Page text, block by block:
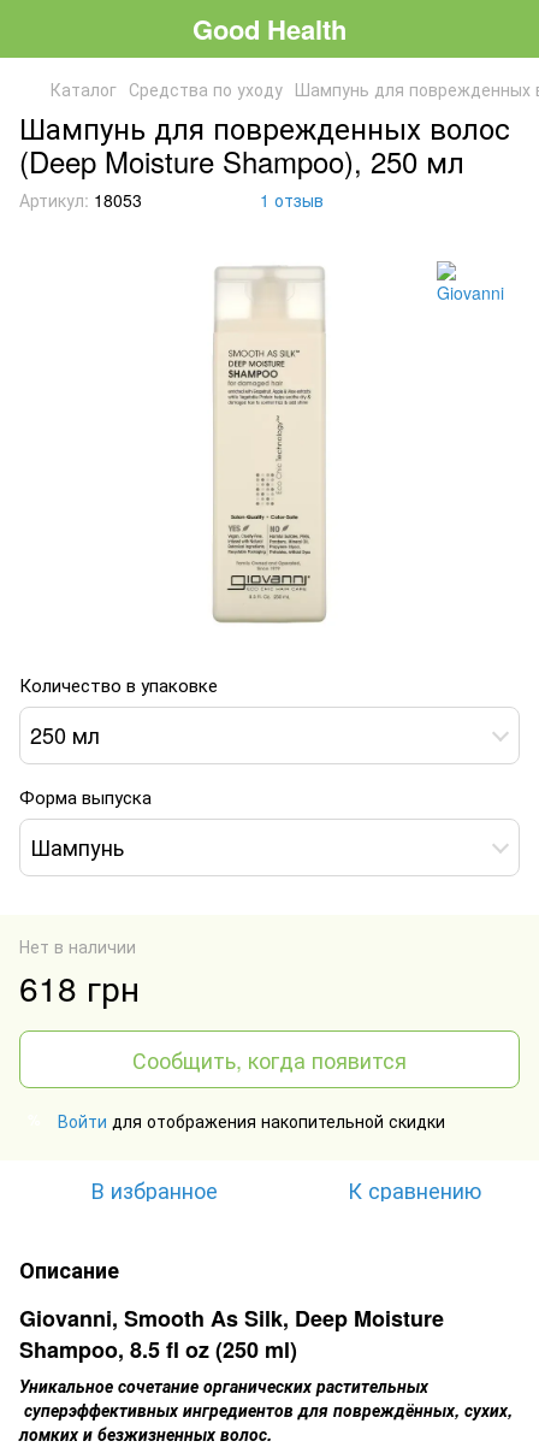
Good Health
Каталог Средства по уходу Шампунь для поврежденных
Шампунь для поврежденных волос
(Deep Moisture Shampoo), 250 мл
Артикул: 18053 1 отзыв
Количество в упаковке
250 мл
Форма выпуска
Шампунь
Нет в наличии
618 грн
Сообщить, когда появится
Войти для отображения накопительной скидки
В избранное К сравнению
Описание
Giovanni, Smooth As Silk, Deep Moisture
Shampoo, 8.5 fl oz (250 ml)
Уникальное сочетание органических растительных
суперэффективных ингредиентов для повреждённых, сухих,
ломких и безжизненных волос.